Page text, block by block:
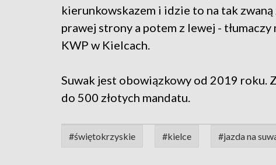
kierunkowskazem i idzie to na tak
prawej strony a potem z lewej -
KWP w Kielcach.
Suwak jest obowiązkowy od 2019 roku.
do 500 złotych mandatu.
#świętokrzyskie #kielce #jazda na